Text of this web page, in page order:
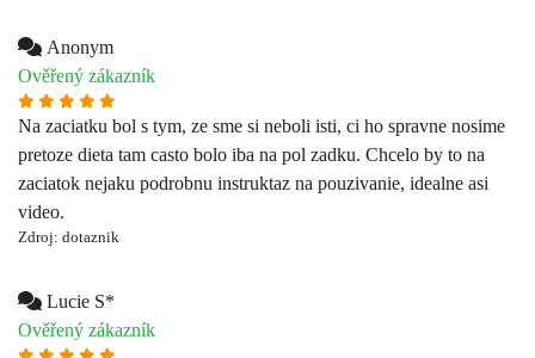
video.
Zdroj: dotaznik
Lucie S*
Ověřený zákazník
Rychlost dodání Kvalita výrobku Hezčí než na fotografiích
Zdroj: Heureka
Barbora B*****
Ověřený zákazník